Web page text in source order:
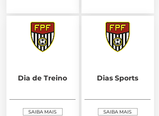
Dia de Treino
SAIBA MAIS
Dias Sports
SAIBA MAIS